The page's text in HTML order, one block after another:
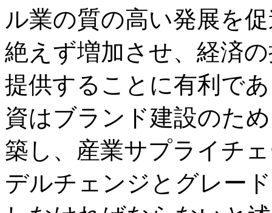
ル業の質の高い発展を
絶えず増加させ、経済
提供することに有利で
資はブランド建設のた
築し、産業サプライチ
デルチェンジとグレー